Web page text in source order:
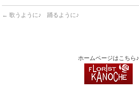
← 歌うように♪ 踊るように♪
ホームページはこちら♪